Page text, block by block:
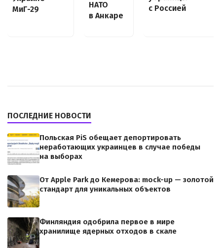
МиГ-29
НАТО
в Анкаре
с Россией
ПОСЛЕДНИЕ НОВОСТИ
Польская PiS обещает депортировать
неработающих украинцев в случае победы
на выборах
От Apple Park до Кемерова: mock-up — золотой
стандарт для уникальных объектов
Финляндия одобрила первое в мире
хранилище ядерных отходов в скале